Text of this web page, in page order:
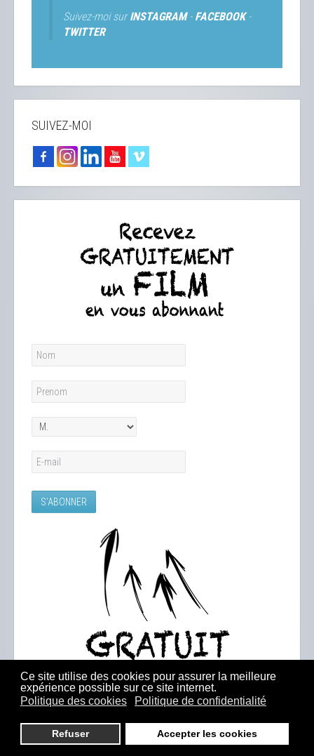
Ce site utilise des cookies pour assurer la meilleure
expérience possible sur ce site internet.
Politique des cookies
Politique de confidentialité
Refuser Accepter les cookies
Suivez-moi surINSTAGRAM- FACEBOOK-
TWITTER
SUIVEZ-MOI